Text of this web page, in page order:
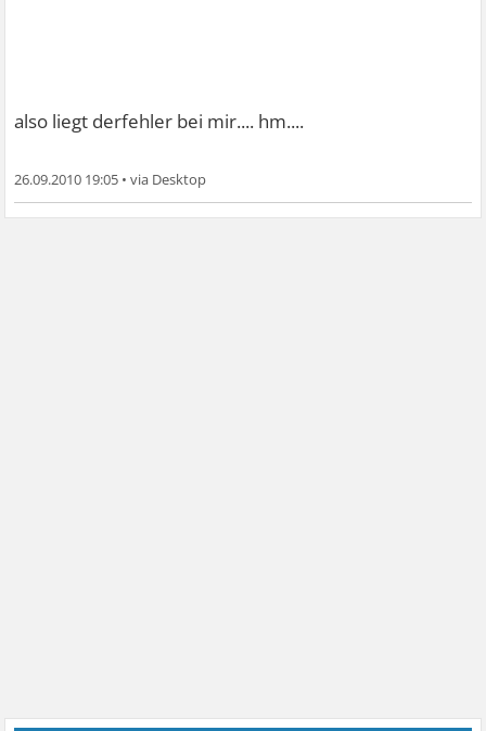
also liegt derfehler bei mir.... hm....
26.09.2010 19:05 •